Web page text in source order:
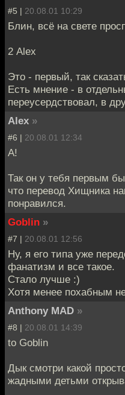
#5 | 20.08.01 10:29
Блин, всё на свете
2 Alex
Это - первый, так
Есть мнение - в
переусердствовал, в
Alex »
#6 | 20.08.01 12:34
А!
Так он у тебя первым
что перевод Хищника
понравился.
Goblin »
#7 | 20.08.01 12:56
Ну, я его типа уже
фанатизм и все такое.
Стало лучше :)
Хотя менее похабным
Anthony MAD »
#8 | 20.08.01 14:39
to Goblin
Дык смотри какой
жадными детьми